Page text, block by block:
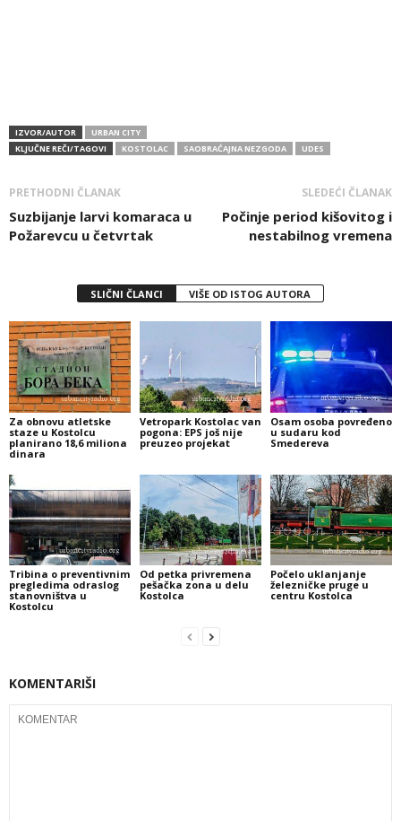
IZVOR/AUTOR
URBAN CITY
KLJUČNE REČI/TAGOVI
KOSTOLAC SAOBRAĆAJNA NEZGODA UDES
PRETHODNI ČLANAK
Suzbijanje larvi komaraca u
Požarevcu u četvrtak
SLEDEĆI ČLANAK
Počinje period kišovitog i
nestabilnog vremena
SLIČNI ČLANCI VIŠE OD ISTOG AUTORA
Za obnovu atletske
staze u Kostolcu
planirano 18,6 miliona
dinara
Vetropark Kostolac van
pogona: EPS još nije
preuzeo projekat
Osam osoba povređeno
u sudaru kod
Smedereva
Tribina o preventivnim
pregledima odraslog
stanovništva u
Kostolcu
Od petka privremena
pešačka zona u delu
Kostolca
Počelo uklanjanje
železničke pruge u
centru Kostolca
KOMENTARIŠI